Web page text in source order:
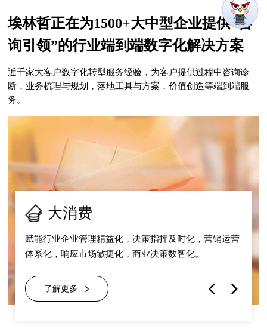
埃林哲正在为1500+大中型企业提供“咨
询引领”的行业端到端数字化解决方案
近千家大客户数字化转型服务经验，为客户提供过程中咨询诊
断，业务梳理与规划，落地工具与方案，价值创造等端到端服
务。
大消费
赋能行业企业管理精益化，决策指挥及时化，营销运营
体系化，响应市场敏捷化，商业决策数智化。
了解更多